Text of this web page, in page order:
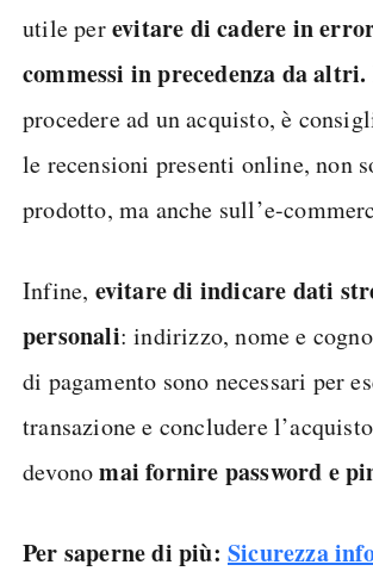
utile perevitare di cadere in
commessi in precedenza da altri.
procedere ad un acquisto, è
le recensioni presenti online, non
prodotto, ma anche sull’e-
Infine, evitare di indicare dati
personali: indirizzo, nome e
di pagamento sono necessari per
transazione e concludere
devonomai fornire password e
Per saperne di più: Sicurezza